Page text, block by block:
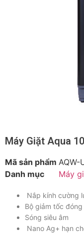
Máy Giặt Aqua
Mã sản phẩm AQW-
Danh mục
Máy
Nắp kính cường
Bộ giảm tốc
Sóng siêu âm
Nano Ag+ hạn